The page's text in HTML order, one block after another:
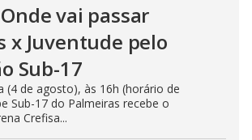
vai passar
x Juventude pelo
Sub-17
(4 de agosto), às 16h (horário de
Sub-17 do Palmeiras recebe o
Crefisa...